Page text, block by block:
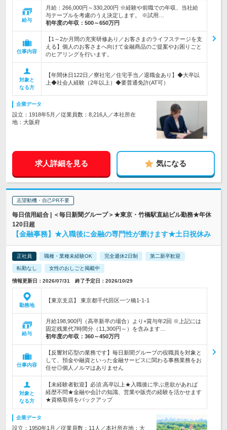
給与
月給：266,000円～330,200円 ※経験や前職での年収、当社給
与テーブルを考慮のうえ決定します。 ※試用…
初年度の年収： 500～650万円
仕事内容
【1～2か月間の充実研修あり／お客さまのライフステージを支
える】個人のお客さまへ向けて金融商品のご提案やお困りごと
のヒアリングを行います。
対象と
なる方
【年間休日122日／寮社宅／住宅手当／退職金あり】◆大卒以
上◆社会人経験（2年以上）◆要普通免許(AT可）
企業データ
設立：1918年5月／従業員数：8,216人／本社所在
地：大阪府
求人詳細を見る 気になる
志望動機・自己PR不要
毎日信用組合 | ＜毎日新聞グループ＞★東京・竹橋駅直結ビル勤務★年休
120日超
【金融事務】★入職後に金融の専門性が磨けます★土日祝休み
正社員 職種・業種未経験OK 完全週休2日制 第二新卒歓迎
転勤なし 女性のおしごと掲載中
情報更新日：2026/07/31 終了予定日：2026/10/29
勤務地
【東京支店】 東京都千代田区一ツ橋1-1-1
給与
月給198,900円（高卒新卒の場合）より+賞与年2回 ※上記には
固定残業代7時間分（11,300円～）を含みます…
初年度の年収： 360～450万円
仕事内容
【反響対応型の業務です】毎日新聞グループの役職員を対象と
して、預金や融資といった金融サービスに関わる事務業務をお
任せ◎個人ノルマはありません
対象と
なる方
【未経験者歓迎】必須:高卒以上★入職後に学ぶ意欲があれば
経歴不問★金融や会計の知識、営業や販売の経験を活かせます
★資格取得をバックアップ
企業データ
設立：1950年1月／従業員数：11人／本社所在地：大